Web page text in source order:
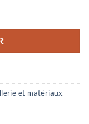
et matériaux